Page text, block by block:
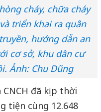
cháy, chữa cháy
triển khai ra quân
hướng dẫn an
cơ sở, khu dân cư
Ảnh: Chu Dũng
CNCH đã kịp thời
tiện cùng 12.648